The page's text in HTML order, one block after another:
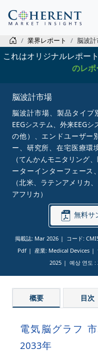
業界レポート 脳波
これはオリジナルレポー
のレ
脳波計市場
脳波計市場、製品タイプ
EEGシステム、外来EEG
の他）、エンドユーザー
ー、研究所、在宅医療環
（てんかんモニタリング
ーターインターフェース
（北米、ラテンアメリカ
アフリカ）
無料サ
掲載誌: Mar 2026 コード:
Pdf
産業: Medical Devices
2025
예상 연도 :
概要 目次
電気脳グラフ
2033年